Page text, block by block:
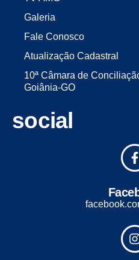
Galeria
Fale Conosco
Atualização Cadastral
10ª Câmara de
Goiânia-GO
social